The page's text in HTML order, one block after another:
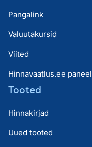
Pangalink
Valuutakursid
Viited
Hinnavaatlus.ee paneel
Tooted
Hinnakirjad
Uued tooted